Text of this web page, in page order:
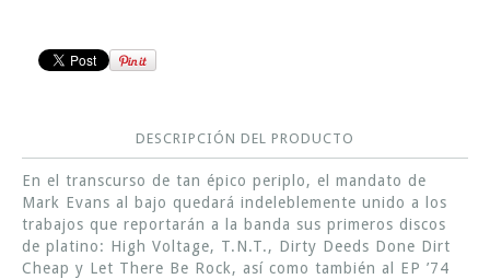
DESCRIPCIÓN DEL PRODUCTO
En el transcurso de tan épico periplo, el mandato de
Mark Evans al bajo quedará indeleblemente unido a los
trabajos que reportarán a la banda sus primeros discos
de platino: High Voltage, T.N.T., Dirty Deeds Done Dirt
Cheap y Let There Be Rock, así como también al EP ’74